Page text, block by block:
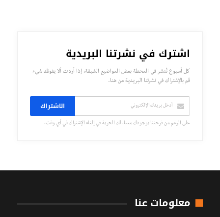
اشترك في نشرتنا البريدية
كل أسبوع تُنشر في المحطة بعض المواضيع الشيقة، إذا أردت ألا يفوتك شيء
قم بالإشتراك في نشرتنا البريدية من هنا.
الاشتراك
على الرغم من فرحتنا بوجودك معنا، لك الحرية في إلغاء الإشتراك في أي وقت.
معلومات عنا